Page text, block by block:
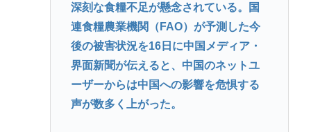
深刻な食糧不足が懸念されている。国
連食糧農業機関（FAO）が予測した今
後の被害状況を16日に中国メディア・
界面新聞が伝えると、中国のネットユ
ーザーからは中国への影響を危惧する
声が数多く上がった。